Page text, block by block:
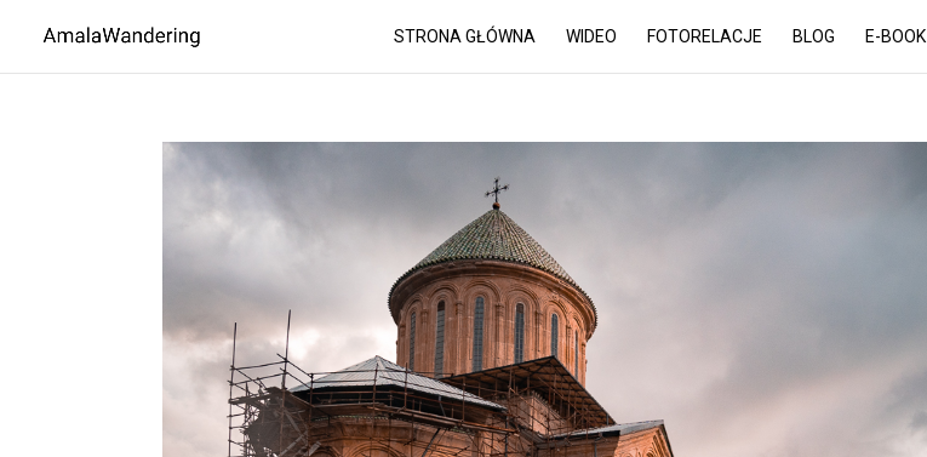
STRONA GŁÓWNA WIDEO FOTORELACJE BLOG E-BOOK